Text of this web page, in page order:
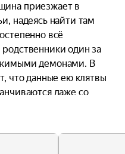
приезжает в
надеясь найти там
всё
один за
демонами. В
что данные ею клятвы
даже со